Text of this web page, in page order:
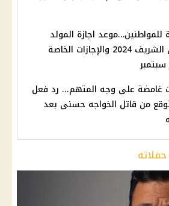
للمواطنين…موعد اجازة المولد
النبوي الشريف 2024 والإجازات الخاصة
غامضة على وجه المتهم... رد فعل
من قاتل الخواجه حسنى بعد